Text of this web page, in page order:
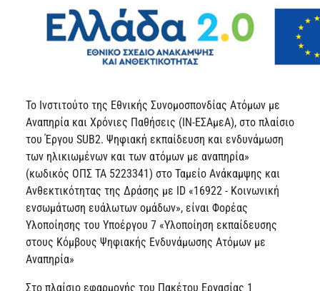
Το Ινστιτούτο της Εθνικής Συνομοσπονδίας Ατόμων με
Αναπηρία και Χρόνιες Παθήσεις (ΙΝ-ΕΣΑμεΑ), στο πλαίσιο
του Έργου SUB2. Ψηφιακή εκπαίδευση και ενδυνάμωση
των ηλικιωμένων και των ατόμων με αναπηρία»
(κωδικός ΟΠΣ ΤΑ 5223341) στο Ταμείο Ανάκαμψης και
Ανθεκτικότητας της Δράσης με ID «16922 - Κοινωνική
ενσωμάτωση ευάλωτων ομάδων», είναι Φορέας
Υλοποίησης του Υποέργου 7 «Υλοποίηση εκπαίδευσης
στους Κόμβους Ψηφιακής Ενδυνάμωσης Ατόμων με
Αναπηρία»
Στο πλαίσιο εφαρμογής του Πακέτου Εργασίας 1